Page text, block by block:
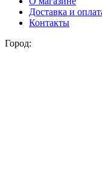
Доставка и
Контакты
Город: